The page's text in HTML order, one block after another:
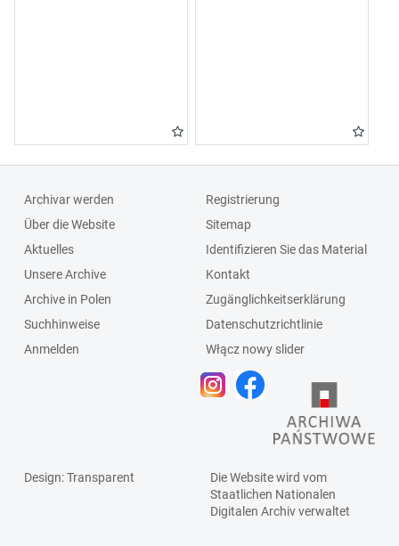
Archivar werden
Über die Website
Aktuelles
Unsere Archive
Archive in Polen
Suchhinweise
Anmelden
Registrierung
Sitemap
Identifizieren Sie das Material
Kontakt
Zugänglichkeitserklärung
Datenschutzrichtlinie
Włącz nowy slider
Design: Transparent
Die Website wird vom
Staatlichen Nationalen
Digitalen Archivverwaltet